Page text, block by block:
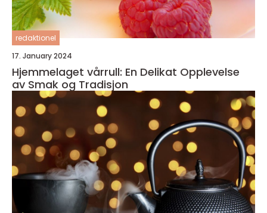
redaktionel
17. January 2024
Hjemmelaget vårrull: En Delikat Opplevelse
av Smak og Tradisjon